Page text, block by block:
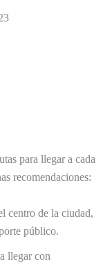
para llegar a cada
recomendaciones:
centro de la ciudad,
público.
llegar con